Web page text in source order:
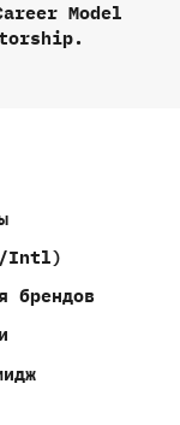
Model
Intl)
брендов